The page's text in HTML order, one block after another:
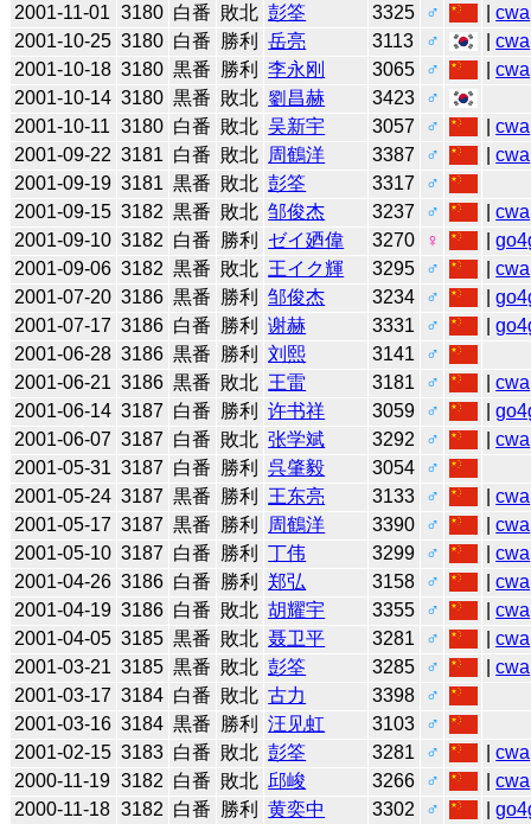
2001-11-01 3180 白番 敗北 彭筌 3325 ♂ |cwa
2001-10-25 3180 白番 勝利 岳亮 3113 ♂ |cwa
2001-10-18 3180 黒番 勝利 李永刚 3065 ♂ |cwa
2001-10-14 3180 黒番 敗北 劉昌赫 3423
♂
2001-10-11 3180 白番 敗北 吴新宇 3057 ♂ |cwa
2001-09-22 3181 白番 敗北 周鶴洋 3387 ♂ |cwa
2001-09-19 3181 黒番 敗北 彭筌 3317
♂
2001-09-15 3182 黒番 敗北 邹俊杰 3237 ♂ |cwa
2001-09-10 3182 白番 勝利 ゼイ廼偉 3270 ♀ |
2001-09-06 3182 黒番 敗北 王イク輝 3295 ♂ |cwa
2001-07-20 3186 黒番 勝利 邹俊杰 3234 ♂ |
2001-07-17 3186 白番 勝利 谢赫 3331 ♂ |
2001-06-28 3186 黒番 勝利 刘熙 3141
♂
2001-06-21 3186 黒番 敗北 王雷 3181 ♂ |cwa
2001-06-14 3187 白番 勝利 许书祥 3059 ♂ |
2001-06-07 3187 白番 敗北 张学斌 3292 ♂ |cwa
2001-05-31 3187 白番 勝利 呉肇毅 3054
♂
2001-05-24 3187 黒番 勝利 王东亮 3133 ♂ |cwa
2001-05-17 3187 黒番 勝利 周鶴洋 3390 ♂ |cwa
2001-05-10 3187 白番 勝利 丁伟 3299 ♂ |cwa
2001-04-26 3186 白番 勝利 郑弘 3158 ♂ |cwa
2001-04-19 3186 白番 敗北 胡耀宇 3355 ♂ |cwa
2001-04-05 3185 黒番 敗北 聂卫平 3281 ♂ |cwa
2001-03-21 3185 黒番 敗北 彭筌 3285 ♂ |cwa
2001-03-17 3184 白番 敗北 古力 3398
♂
2001-03-16 3184 黒番 勝利 汪见虹 3103
♂
2001-02-15 3183 白番 敗北 彭筌 3281 ♂ |cwa
2000-11-19 3182 白番 敗北 邱峻 3266 ♂ |cwa
2000-11-18 3182 白番 勝利 黄奕中 3302 ♂ |